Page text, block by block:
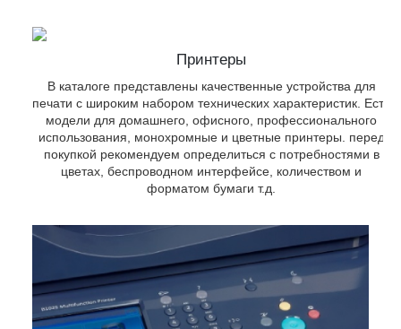
Принтеры
В каталоге представлены качественные устройства для
печати с широким набором технических характеристик. Есть
модели для домашнего, офисного, профессионального
использования, монохромные и цветные принтеры. перед
покупкой рекомендуем определиться с потребностями в
цветах, беспроводном интерфейсе, количеством и
форматом бумаги т.д.